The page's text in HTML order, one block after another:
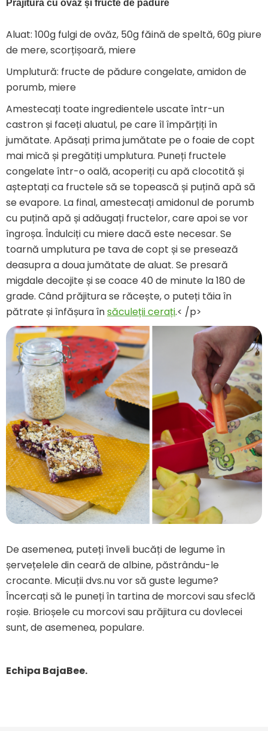
Prăjitură cu ovăz și fructe de pădure
Aluat: 100g fulgi de ovăz, 50g făină de speltă, 60g piure
de mere, scorțișoară, miere
Umplutură: fructe de pădure congelate, amidon de
porumb, miere
Amestecați toate ingredientele uscate într-un
castron și faceți aluatul, pe care îl împărțiți în
jumătate. Apăsați prima jumătate pe o foaie de copt
mai mică și pregătiți umplutura. Puneți fructele
congelate într-o oală, acoperiți cu apă clocotită și
așteptați ca fructele să se topească și puțină apă să
se evapore. La final, amestecați amidonul de porumb
cu puțină apă și adăugați fructelor, care apoi se vor
îngroșa. Îndulciți cu miere dacă este necesar. Se
toarnă umplutura pe tava de copt și se presează
deasupra a doua jumătate de aluat. Se presară
migdale decojite și se coace 40 de minute la 180 de
grade. Când prăjitura se răcește, o puteți tăia în
pătrate și înfășura însăculeții cerați.< /p>
De asemenea, puteți înveli bucăți de legume în
șervețelele din ceară de albine, păstrându-le
crocante. Micuții dvs.nu vor să guste legume?
Încercați să le puneți în tartina de morcovi sau sfeclă
roșie. Brioșele cu morcovi sau prăjitura cu dovlecei
sunt, de asemenea, populare.
Echipa BajaBee.